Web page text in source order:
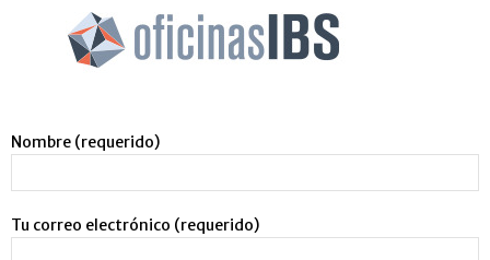
Nombre (requerido)
Tu correo electrónico (requerido)